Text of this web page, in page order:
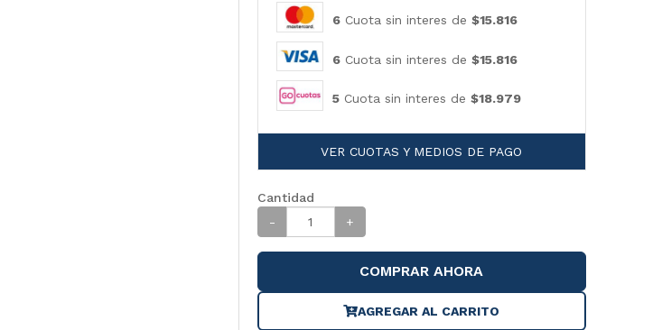
6Cuota sin interes de $15.816
6Cuota sin interes de $15.816
5Cuota sin interes de $18.979
VER CUOTAS Y MEDIOS DE PAGO
Cantidad
-
+
COMPRAR AHORA
AGREGAR AL CARRITO